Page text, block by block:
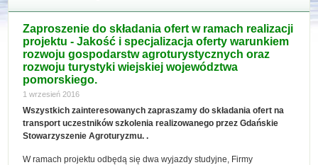
Zaproszenie do składania ofert w ramach realizacji
projektu - Jakość i specjalizacja oferty warunkiem
rozwoju gospodarstw agroturystycznych oraz
rozwoju turystyki wiejskiej województwa
pomorskiego.
1 wrzesień 2016
Wszystkich zainteresowanych zapraszamy do składania ofert na
transport uczestników szkolenia realizowanego przez Gdańskie
Stowarzyszenie Agroturyzmu. .
W ramach projektu odbędą się dwa wyjazdy studyjne, Firmy